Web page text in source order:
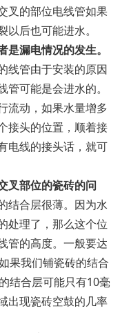
叉的部位电线管如果
后也可能进水。
漏电情况的发生。
线管由于安装的原因
可能是会进水的。
流动，如果水量增多
接头的位置，顺着接
电线的接头话，就可
叉部位的瓷砖的问
结合层很薄。因为水
处理了，那么这个位
管的高度。一般要达
果我们铺瓷砖的结合
结合层可能只有10毫
出现瓷砖空鼓的几率